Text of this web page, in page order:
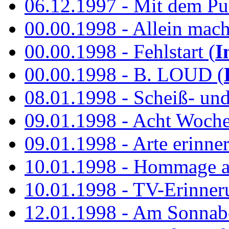
06.12.1997 - Mit dem
00.00.1998 - Allein
00.00.1998 - Fehlstart (
00.00.1998 - B. LOUD (
08.01.1998 - Scheiß-
09.01.1998 - Acht
09.01.1998 - Arte
10.01.1998 - Hommage
10.01.1998 - TV-
12.01.1998 - Am